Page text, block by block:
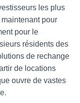
les plus
pour
pour le
résidents des
de rechange
de locations
ouvre de vastes